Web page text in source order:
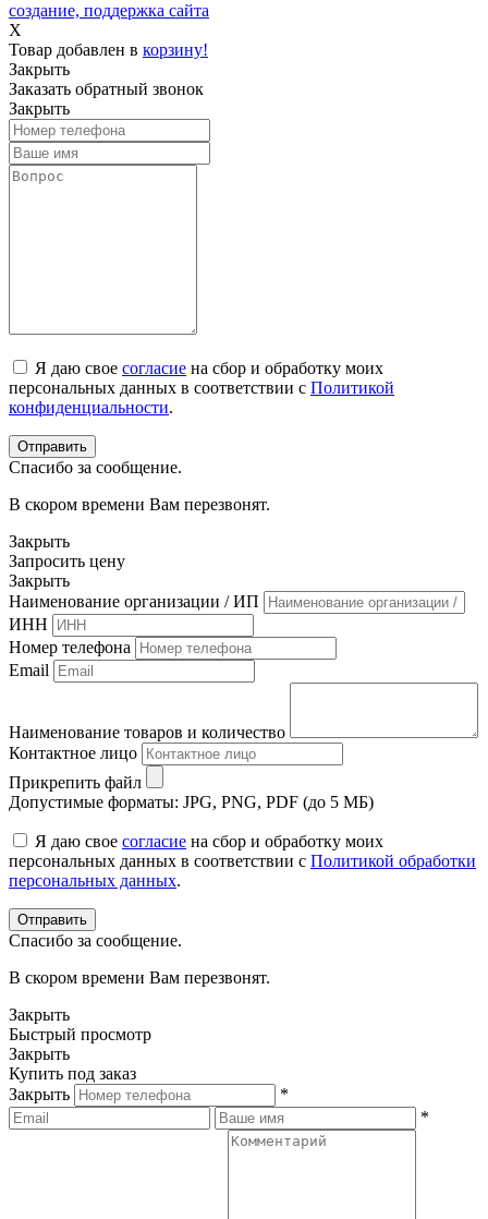
создание, поддержка сайта
X
Товар добавлен в корзину!
Закрыть
Заказать обратный звонок
Закрыть
Я даю свое согласие на сбор и обработку моих
персональных данных в соответствии с Политикой
конфиденциальности.
Спасибо за сообщение.
В скором времени Вам перезвонят.
Закрыть
Запросить цену
Закрыть
Наименование организации / ИП
ИНН
Номер телефона
Email
Наименование товаров и количество
Контактное лицо
Прикрепить файл
Допустимые форматы: JPG, PNG, PDF (до 5 МБ)
Я даю свое согласие на сбор и обработку моих
персональных данных в соответствии с Политикой обработки
персональных данных.
Спасибо за сообщение.
В скором времени Вам перезвонят.
Закрыть
Быстрый просмотр
Закрыть
Купить под заказ
Закрыть
*
*